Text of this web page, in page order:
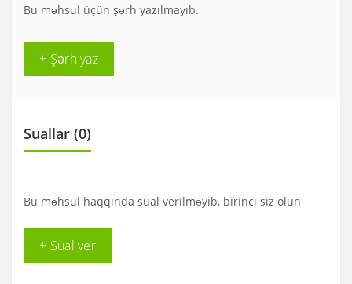
Bu məhsul üçün şərh yazılmayıb.
+ Şərh yaz
Suallar (0)
Bu məhsul haqqında sual verilməyib, birinci siz olun
+ Sual ver